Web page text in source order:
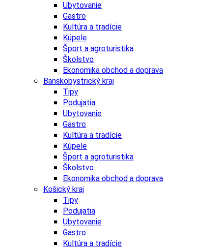
Ubytovanie
Gastro
Kultúra a tradície
Kúpele
Šport a agroturistika
Školstvo
Ekonomika obchod a doprava
Banskobystrický kraj
Tipy
Podujatia
Ubytovanie
Gastro
Kultúra a tradície
Kúpele
Šport a agroturistika
Školstvo
Ekonomika obchod a doprava
Košický kraj
Tipy
Podujatia
Ubytovanie
Gastro
Kultúra a tradície